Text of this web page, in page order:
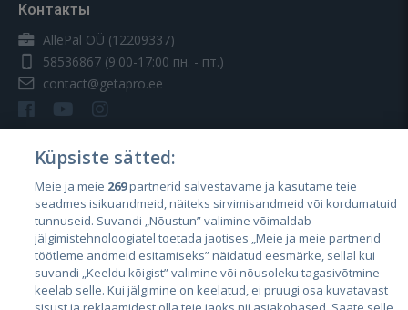
Контакты
AllePal OÜ (12209337)
58536867 (9:00-17:00 пн. - пт.)
contact@getapro.ee
Страны
Эстония
Латвия
Литва
Küpsiste sätted:
Meie ja meie 269partnerid salvestavame ja kasutame teie
seadmes isikuandmeid, näiteks sirvimisandmeid või kordumatuid
tunnuseid. Suvandi „Nõustun” valimine võimaldab
jälgimistehnoloogiatel toetada jaotises „Meie ja meie partnerid
töötleme andmeid esitamiseks” näidatud eesmärke, sellal kui
suvandi „Keeldu kõigist” valimine või nõusoleku tagasivõtmine
keelab selle. Kui jälgimine on keelatud, ei pruugi osa kuvatavast